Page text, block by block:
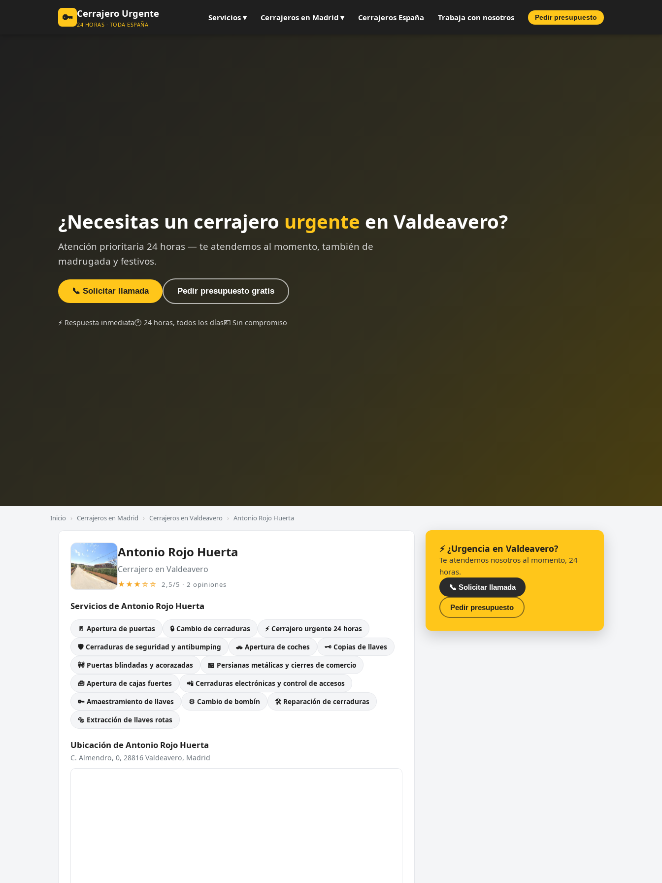
🔑 Cerrajero Urgente
24 HORAS · TODA ESPAÑA
Servicios ▾ Cerrajeros en Madrid ▾ Cerrajeros España Trabaja con nosotros Pedir presupuesto
¿Necesitas un cerrajero urgente en Valdeavero?
Atención prioritaria 24 horas — te atendemos al momento, también de
madrugada y festivos.
📞 Solicitar llamada Pedir presupuesto gratis
⚡ Respuesta inmediata🕐 24 horas, todos los días💶 Sin compromiso
Inicio › Cerrajeros en Madrid › Cerrajeros en Valdeavero › Antonio Rojo Huerta
Antonio Rojo Huerta
Cerrajero en Valdeavero
★★★☆☆ 2,5/5 · 2 opiniones
Servicios de Antonio Rojo Huerta
🚪 Apertura de puertas 🔒 Cambio de cerraduras
⚡ Cerrajero urgente 24 horas
🛡️ Cerraduras de seguridad y antibumping
🚗 Apertura de coches
🗝️ Copias de llaves
🚧 Puertas blindadas y acorazadas
🏪 Persianas metálicas y cierres de comercio
🧰 Apertura de cajas fuertes
📲 Cerraduras electrónicas y control de accesos
🔑 Amaestramiento de llaves
⚙️ Cambio de bombín
🛠️ Reparación de cerraduras
🔩 Extracción de llaves rotas
Ubicación de Antonio Rojo Huerta
C. Almendro, 0, 28816 Valdeavero, Madrid
⚡ ¿Urgencia en Valdeavero?
Te atendemos nosotros al momento, 24
horas.
📞 Solicitar llamada
Pedir presupuesto